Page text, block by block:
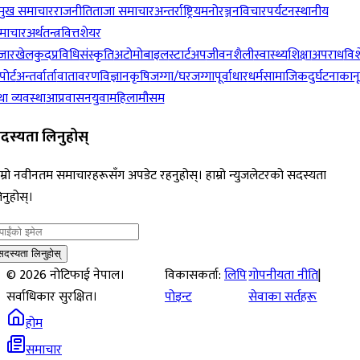
समाचारराजनीतिताजा समाचारअन्तर्राष्ट्रियमनोरञ्जनविचारपर्यटनस्थानीय
अर्थतन्त्रवित्तशेयर
खेलकुदप्रविधिसंस्कृतिअटोमोबाइलस्टार्टअपजीवनशैलीस्वास्थ्यशिक्षाअपराध
अन्तर्वार्तावातावरणविज्ञानकृषिजग्गा/घरजग्गापूर्वाधारधर्मसामाजिकदुर्घटना
व्यवस्थाआप्रवासनयुवामहिलामौसम
लिनुहोस्
नवीनतम समाचारहरूसँग अपडेट रहनुहोस्। हाम्रो न्युजलेटरको सदस्यता
लिनुहोस्
©2026नोटिफाई नेपाल।
सर्वाधिकार सुरक्षित।
विकासकर्ता:लिपि
पोइन्ट
गोपनीयता नीति|
सेवाका सर्तहरू
होम
समाचार